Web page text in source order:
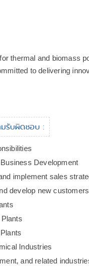
thermal and biomass
to delivering
รับผิดชอบ :
Development
implement sales
develop new
Industries
and related